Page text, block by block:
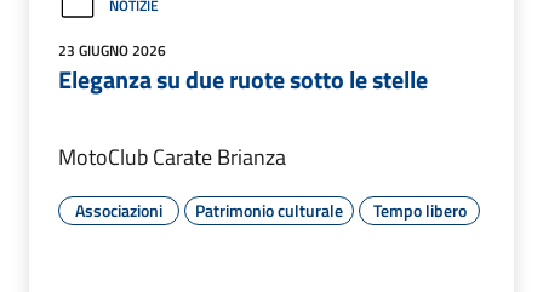
NOTIZIE
23 GIUGNO 2026
Eleganza su due ruote sotto le stelle
MotoClub Carate Brianza
Associazioni Patrimonio culturale Tempo libero